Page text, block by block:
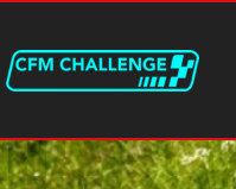
Aller
principal